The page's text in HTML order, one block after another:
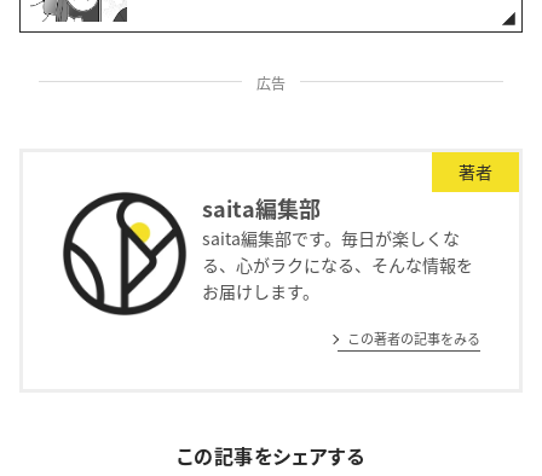
広告
著者
saita編集部
saita編集部です。毎日が楽しくな
る、心がラクになる、そんな情報を
お届けします。
この著者の記事をみる
この記事をシェアする